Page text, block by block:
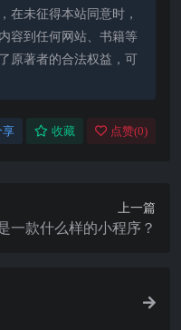
在未征得本站同意时，
容到任何网站、书籍等
原著者的合法权益，可
享 收藏 点赞(0)
上一篇
一款什么样的小程序？